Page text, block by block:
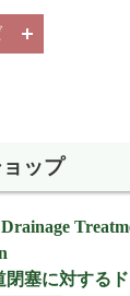
ップ
閉塞に対する